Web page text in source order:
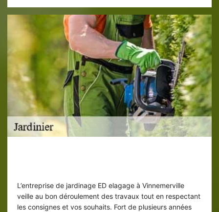
L’entreprise de jardinage ED elagage à Vinnemerville
veille au bon déroulement des travaux tout en respectant
les consignes et vos souhaits. Fort de plusieurs années